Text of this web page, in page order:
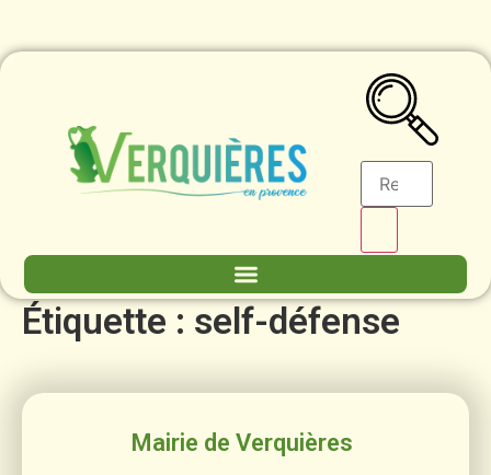
Étiquette : self-défense
Mairie de Verquières